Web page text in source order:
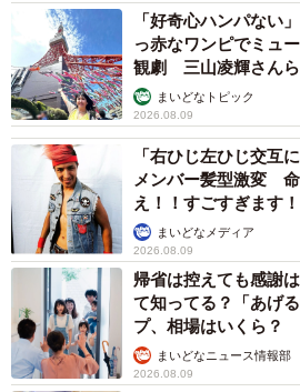
「好奇心ハンパない
っ赤なワンピでミュ
観劇 三山凌輝さん
まいどなトピック
2026.08.09
「右ひじ左ひじ交互
メンバー髪型激変 命
え！！すごすぎます
まいどなメディア
2026.08.09
帰省は控えても感謝
て知ってる？「あげ
プ、相場はいくら？
まいどなニュース情報部
2026.08.09